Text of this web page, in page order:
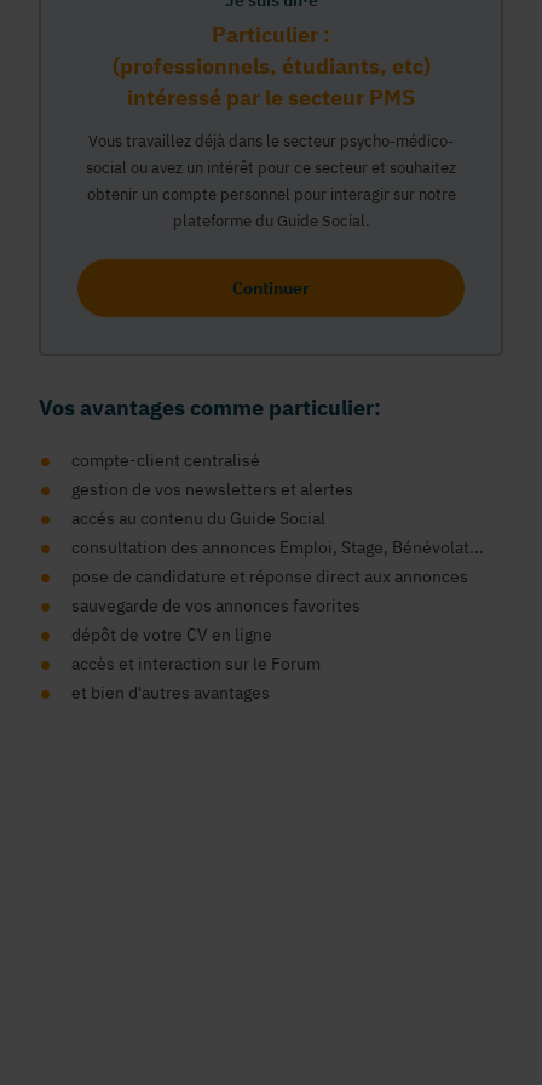
Particulier :
(professionnels, étudiants, etc)
intéressé par le secteur PMS
Vous travaillez déjà dans le secteur psycho-médico-
social ou avez un intérêt pour ce secteur et souhaitez
obtenir un compte personnel pour interagir sur notre
plateforme du Guide Social.
Continuer
Vos avantages comme particulier:
compte-client centralisé
gestion de vos newsletters et alertes
accés au contenu du Guide Social
consultation des annonces Emploi, Stage, Bénévolat...
pose de candidature et réponse direct aux annonces
sauvegarde de vos annonces favorites
dépôt de votre CV en ligne
accès et interaction sur le Forum
et bien d'autres avantages